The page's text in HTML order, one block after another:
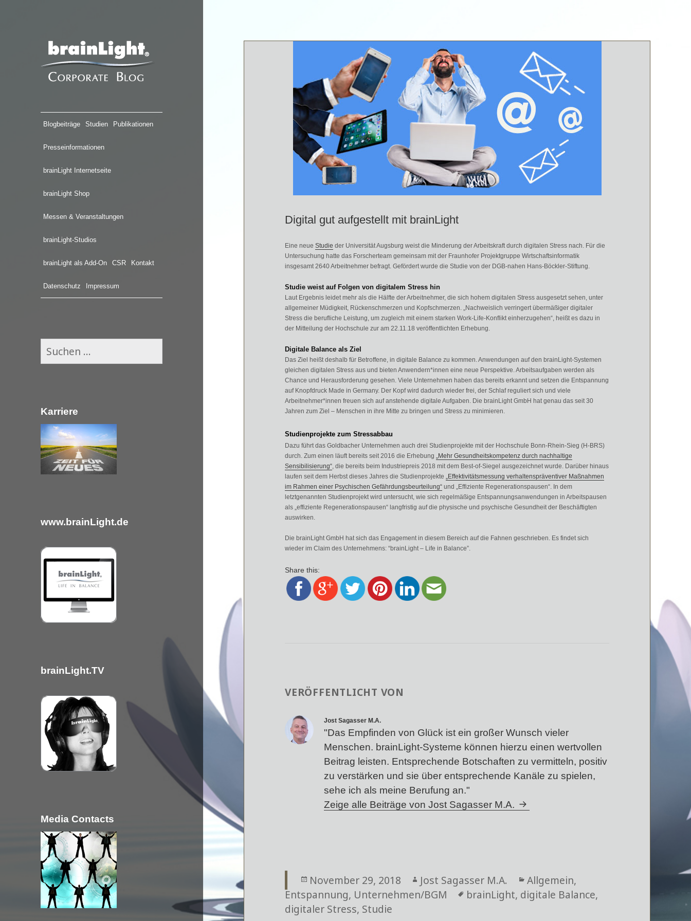
Blogbeiträge Studien Publikationen
Presseinformationen
brainLight Internetseite
brainLight Shop
Messen & Veranstaltungen
brainLight-Studios
brainLight als Add-On CSR Kontakt
Datenschutz Impressum
S
n
n
a
c
h
Karriere
www.brainLight.de
brainLight.TV
Media Contacts
Digital gut aufgestellt mit brainLight
Eine neueStudie der Universität Augsburg weist die Minderung der Arbeitskraft durch digitalen Stress nach. Für die
Untersuchung hatte das Forscherteam gemeinsam mit der Fraunhofer Projektgruppe Wirtschaftsinformatik
insgesamt 2640 Arbeitnehmer befragt. Gefördert wurde die Studie von der DGB-nahen Hans-Böckler-Stiftung.
Studie weist auf Folgen von digitalem Stress hin
Laut Ergebnis leidet mehr als die Hälfte der Arbeitnehmer, die sich hohem digitalen Stress ausgesetzt sehen, unter
allgemeiner Müdigkeit, Rückenschmerzen und Kopfschmerzen. „Nachweislich verringert übermäßiger digitaler
Stress die berufliche Leistung, um zugleich mit einem starken Work-Life-Konflikt einherzugehen“, heißt es dazu in
der Mitteilung der Hochschule zur am 22.11.18 veröffentlichten Erhebung.
Digitale Balance als Ziel
Das Ziel heißt deshalb für Betroffene, in digitale Balance zu kommen. Anwendungen auf den brainLight-Systemen
gleichen digitalen Stress aus und bieten Anwendern*innen eine neue Perspektive. Arbeitsaufgaben werden als
Chance und Herausforderung gesehen. Viele Unternehmen haben das bereits erkannt und setzen die Entspannung
auf Knopfdruck Made in Germany. Der Kopf wird dadurch wieder frei, der Schlaf reguliert sich und viele
Arbeitnehmer*innen freuen sich auf anstehende digitale Aufgaben. Die brainLight GmbH hat genau das seit 30
Jahren zum Ziel – Menschen in ihre Mitte zu bringen und Stress zu minimieren.
Studienprojekte zum Stressabbau
Dazu führt das Goldbacher Unternehmen auch drei Studienprojekte mit der Hochschule Bonn-Rhein-Sieg (H-BRS)
durch. Zum einen läuft bereits seit 2016 die Erhebung
„Mehr Gesundheitskompetenz durch nachhaltige
Sensibilisierung“ , die bereits beim Industriepreis 2018 mit dem Best-of-Siegel ausgezeichnet wurde. Darüber hinaus
laufen seit dem Herbst dieses Jahres die Studienprojekte
„Effektivitätsmessung verhaltenspräventiver Maßnahmen
im Rahmen einer Psychischen Gefährdungsbeurteilung“ und „Effiziente Regenerationspausen“. In dem
letztgenannten Studienprojekt wird untersucht, wie sich regelmäßige Entspannungsanwendungen in Arbeitspausen
als „effiziente Regenerationspausen“ langfristig auf die physische und psychische Gesundheit der Beschäftigten
auswirken.
Die brainLight GmbH hat sich das Engagement in diesem Bereich auf die Fahnen geschrieben. Es findet sich
wieder im Claim des Unternehmens: “brainLight – Life in Balance”.
Share this:
VERÖFFENTLICHT VON
Jost Sagasser M.A.
"Das Empfinden von Glück ist ein großer Wunsch vieler
Menschen. brainLight-Systeme können hierzu einen wertvollen
Beitrag leisten. Entsprechende Botschaften zu vermitteln, positiv
zu verstärken und sie über entsprechende Kanäle zu spielen,
sehe ich als meine Berufung an."
Zeige alle Beiträge von Jost Sagasser M.A.
Veröffentlicht
am
November 29, 2018 Autor
Jost Sagasser M.A. Kategorien
Allgemein,
Entspannung, Unternehmen/BGM Schlagwörter
brainLight, digitale Balance,
digitaler Stress, Studie